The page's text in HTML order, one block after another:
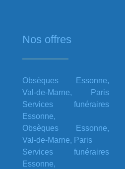
Nos offres
Obsèques Essonne,
Val-de-Marne, Paris
Services funéraires
Essonne,
Obsèques Essonne,
Val-de-Marne, Paris
Services funéraires
Essonne,